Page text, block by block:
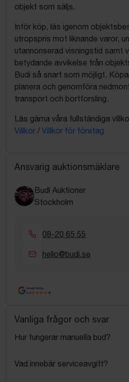
objekt som säljs.
Inför köp, läs igenom
utropspris mot liknande varor,
utannonserad visningstid samt
betydande avvikelse från
Budi så snart som möjligt.
planera och genomföra
transport och bortforsling.
Läs gärna våra fullständiga
Villkor / Villkor för företag
Ansvarig auktionsmäklare
Budi Auktioner
Stockholm
08-20 65 55
hello@budi.se
Google Rating
4.5
Vanliga frågor och svar
Hur fungerar manuella bud?
Vad innebär serviceavgift?